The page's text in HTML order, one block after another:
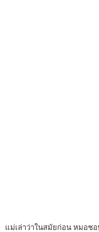
แม่เล่าว่าในสมัยก่อน หมอช